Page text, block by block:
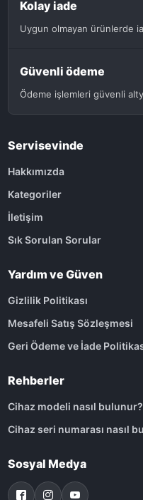
Kolay iade
Uygun olmayan ürünlerde
Güvenli ödeme
Ödeme işlemleri güvenli
Servisevinde
Hakkımızda
Kategoriler
İletişim
Sık Sorulan Sorular
Yardım ve Güven
Gizlilik Politikası
Mesafeli Satış Sözleşmesi
Geri Ödeme ve İade
Rehberler
Cihaz modeli nasıl bulunur?
Cihaz seri numarası nasıl
Sosyal Medya